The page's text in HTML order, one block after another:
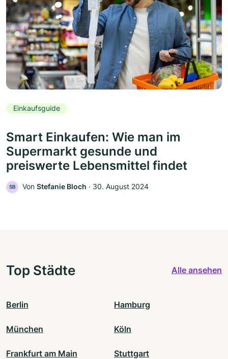
Einkaufsguide
Smart Einkaufen: Wie man im
Supermarkt gesunde und
preiswerte Lebensmittel findet
SB Von Stefanie Bloch ‧ 30. August 2024
Top Städte Alle ansehen
Berlin Hamburg
München Köln
Frankfurt am Main Stuttgart